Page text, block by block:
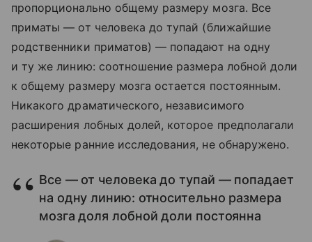
пропорционально общему размеру мозга. Все
приматы — от человека до тупай (ближайшие
родственники приматов) — попадают на одну
и ту же линию: соотношение размера лобной доли
к общему размеру мозга остается постоянным.
Никакого драматического, независимого
расширения лобных долей, которое предполагали
некоторые ранние исследования, не обнаружено.
Все — от человека до тупай — попадает
на одну линию: относительно размера
мозга доля лобной доли постоянна